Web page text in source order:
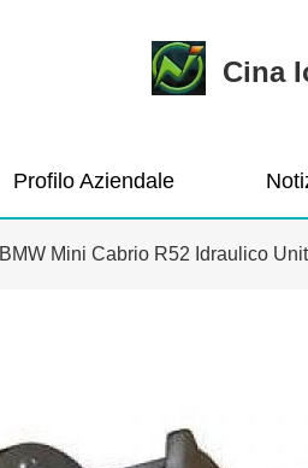
Cina
Profilo Aziendale
BMW Mini Cabrio R52 Idraulico